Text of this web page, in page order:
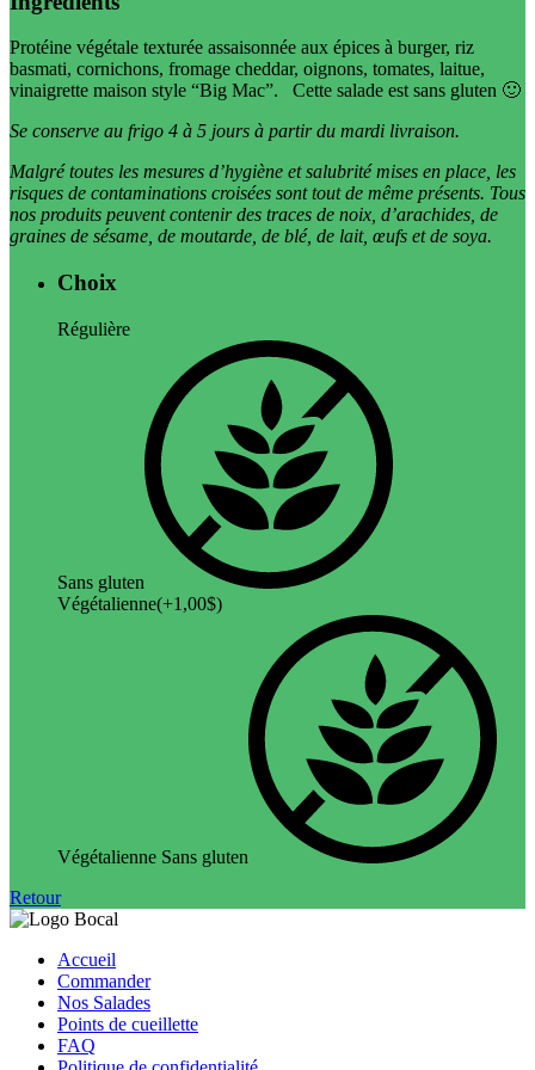
Protéine végétale texturée assaisonnée aux épices à burger, riz
basmati, cornichons, fromage cheddar, oignons, tomates, laitue,
vinaigrette maison style “Big Mac”. Cette salade est sans gluten 🙂
Se conserve au frigo 4 à 5 jours à partir du mardi livraison.
Malgré toutes les mesures d’hygiène et salubrité mises en place, les
risques de contaminations croisées sont tout de même présents. Tous
nos produits peuvent contenir des traces de noix, d’arachides, de
graines de sésame, de moutarde, de blé, de lait, œufs et de soya.
Choix
Régulière
Sans gluten
Végétalienne(+1,00$)
Végétalienne Sans gluten
Retour
Accueil
Commander
Nos Salades
Points de cueillette
FAQ